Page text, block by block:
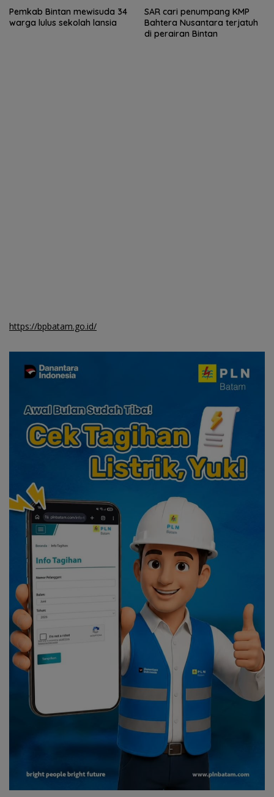
Pemkab Bintan mewisuda 34
warga lulus sekolah lansia
SAR cari penumpang KMP
Bahtera Nusantara terjatuh
di perairan Bintan
https://bpbatam.go.id/